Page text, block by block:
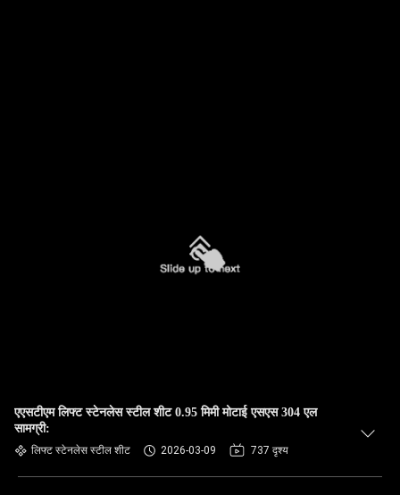
एएसटीएम लिफ्ट स्टेनलेस स्टील शीट 0.95 मिमी मोटाई एसएस 304 एल
सामग्री:
लिफ्ट स्टेनलेस स्टील शीट 2026-03-09 737 दृश्य